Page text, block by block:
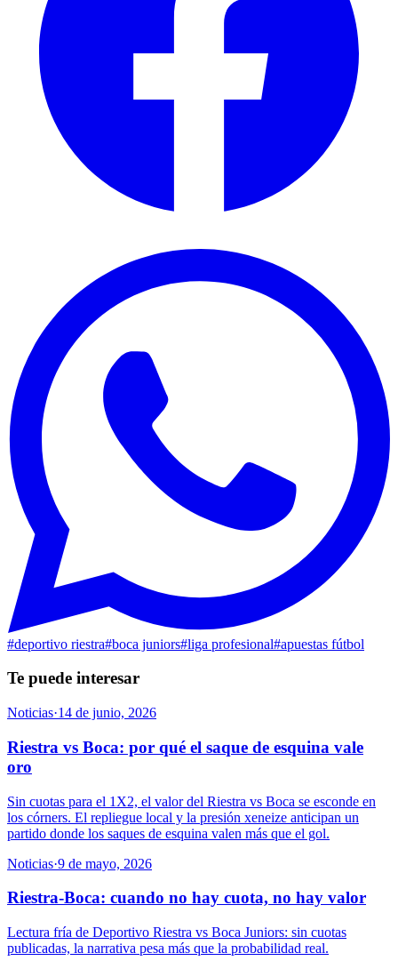
#deportivo riestra#boca juniors#liga profesional#apuestas fútbol
Te puede interesar
Noticias·14 de junio, 2026
Riestra vs Boca: por qué el saque de esquina vale
oro
Sin cuotas para el 1X2, el valor del Riestra vs Boca se esconde en
los córners. El repliegue local y la presión xeneize anticipan un
partido donde los saques de esquina valen más que el gol.
Noticias·9 de mayo, 2026
Riestra-Boca: cuando no hay cuota, no hay valor
Lectura fría de Deportivo Riestra vs Boca Juniors: sin cuotas
publicadas, la narrativa pesa más que la probabilidad real.